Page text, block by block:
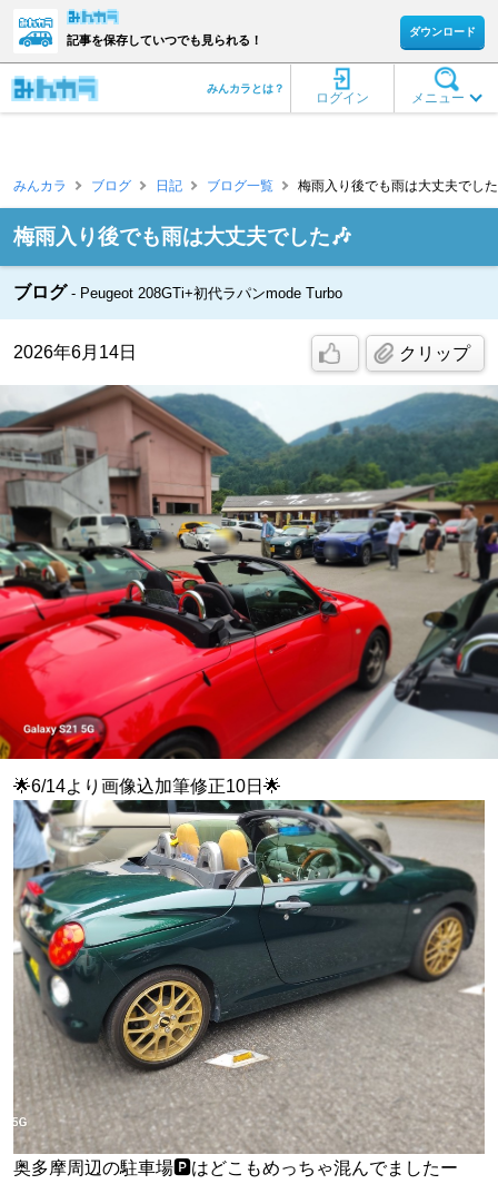
記事を保存していつでも見られる！
ダウンロード
メニュー
ログイン
みんカラとは？
みんカラ ブログ 日記 ブログ一覧 梅雨入り後でも雨は大丈夫でし
梅雨入り後でも雨は大丈夫でした🎶
ブログ Peugeot 208GTi+初代ラパンmode Turbo
2026年6月14日 クリップ
︎🌟︎6/14より画像込加筆修正10日🌟
奥多摩周辺の駐車場🅿️はどこもめっちゃ混んでましたー